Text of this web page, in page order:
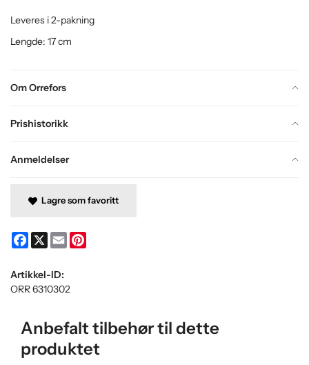
Om Orrefors
Prishistorikk
Anmeldelser
Leveres i 2-pakning
Lengde: 17 cm
Lagre som favoritt
Facebook
X Email
Artikkel-ID:
ORR 6310302
Anbefalt tilbehør til dette
produktet